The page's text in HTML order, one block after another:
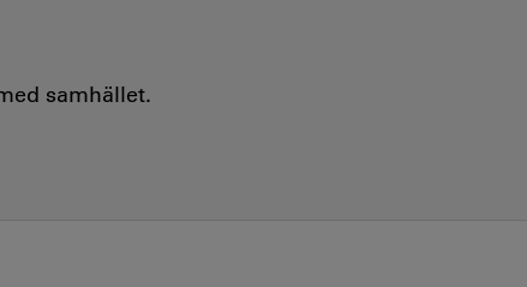
samhället.